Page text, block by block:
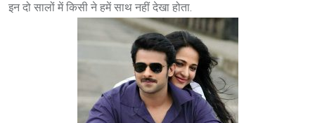
इन दो सालों में किसी ने हमें साथ नहीं देखा होता.